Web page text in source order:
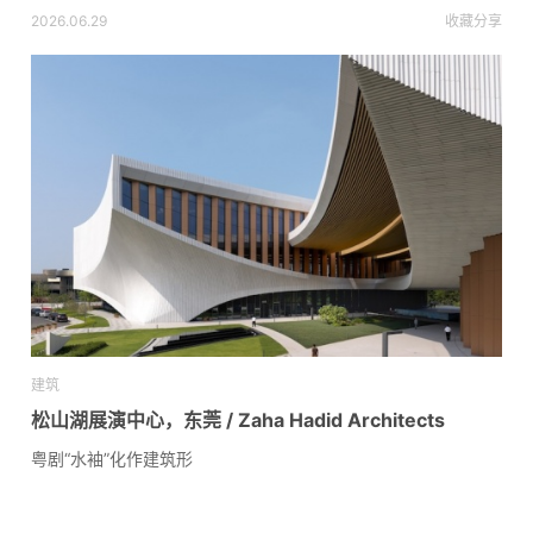
2026.06.29 收藏分享
建筑
松山湖展演中心，东莞 / Zaha Hadid Architects
粤剧“水袖”化作建筑形